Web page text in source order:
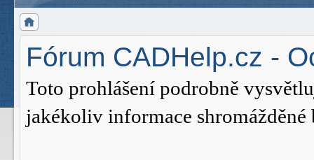
Fórum CADHelp.cz -
Toto prohlášení podrobně
jakékoliv informace shromážděné